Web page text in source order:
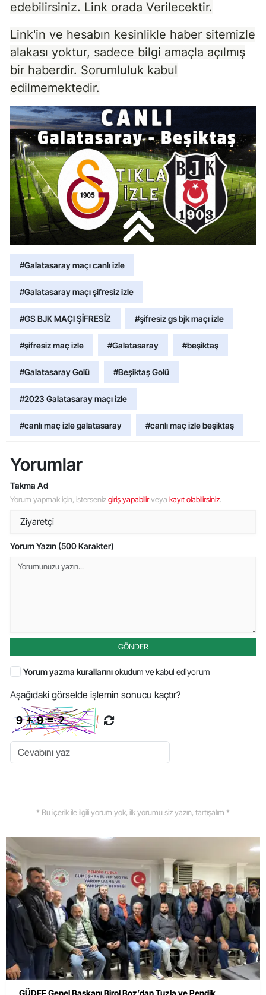
edebilirsiniz. Link orada Verilecektir.
Link'in ve hesabın kesinlikle haber sitemizle
alakası yoktur, sadece bilgi amaçla açılmış
bir haberdir. Sorumluluk kabul
edilmemektedir.
#Galatasaray maçı canlı izle
#Galatasaray maçı şifresiz izle
#GS BJK MAÇI ŞİFRESİZ #şifresiz gs bjk maçı izle
#şifresiz maç izle #Galatasaray #beşiktaş
#Galatasaray Golü #Beşiktaş Golü
#2023 Galatasaray maçı izle
#canlı maç izle galatasaray #canlı maç izle beşiktaş
Yorumlar
Takma Ad
Yorum yapmak için, istersenizgiriş yapabilirveya kayıt olabilirsiniz.
Yorum Yazın (500 Karakter)
GÖNDER
Yorum yazma kurallarınıokudum ve kabul ediyorum
Aşağıdaki görselde işlemin sonucu kaçtır?
* Bu içerik ile ilgili yorum yok, ilk yorumu siz yazın, tartışalım *